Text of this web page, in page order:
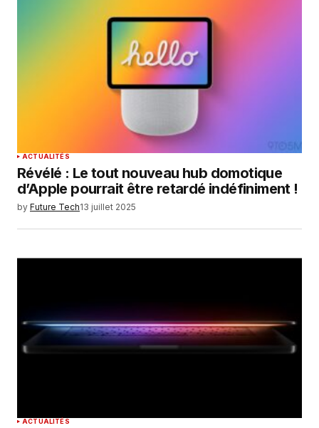
ACTUALITÉS
Révélé : Le tout nouveau hub domotique
d’Apple pourrait être retardé indéfiniment !
by Future Tech13 juillet 2025
ACTUALITÉS